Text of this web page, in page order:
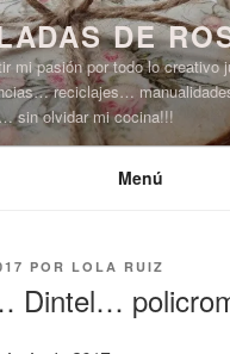
DE
mi pasión por todo lo creativo
reciclajes…
sin olvidar mi cocina!!!
Menú
POR LOLA RUIZ
Dintel…